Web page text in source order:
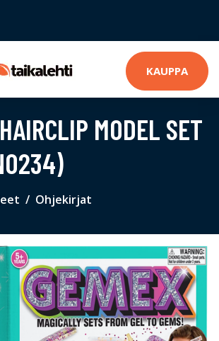
KAUPPA
MODEL SET
Ohjekirjat